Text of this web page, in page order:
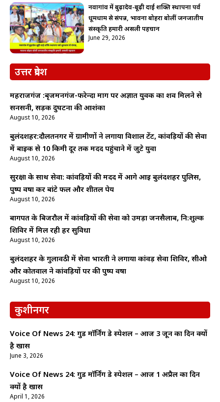
नवागांव में बुढ़ादेव-बूढ़ी दाई शक्ति स्थापना पर्व
धूमधाम से संपन्न, भावना बोहरा बोलीं जनजातीय
संस्कृति हमारी असली पहचान
June 29, 2026
उत्तर प्रदेश
महराजगंज :बृजमनगंज-फरेन्दा मार्ग पर अज्ञात युवक का शव मिलने से
सनसनी, सड़क दुर्घटना की आशंका
August 10, 2026
बुलंदशहर:दौलतनगर में ग्रामीणों ने लगाया विशाल टेंट, कांवड़ियों की सेवा
में बाइक से 10 किमी दूर तक मदद पहुंचाने में जुटे युवा
August 10, 2026
सुरक्षा के साथ सेवा: कांवड़ियों की मदद में आगे आई बुलंदशहर पुलिस,
पुष्प वर्षा कर बांटे फल और शीतल पेय
August 10, 2026
बागपत के बिजरौल में कांवड़ियों की सेवा को उमड़ा जनसैलाब, नि:शुल्क
शिविर में मिल रही हर सुविधा
August 10, 2026
बुलंदशहर के गुलावठी में सेवा भारती ने लगाया कांवड़ सेवा शिविर, सीओ
और कोतवाल ने कांवड़ियों पर की पुष्प वर्षा
August 10, 2026
कुशीनगर
Voice Of News 24: गुड माॅर्निंग डे स्पेशल – आज 3 जून का दिन क्यों
है खास
June 3, 2026
Voice Of News 24: गुड माॅर्निंग डे स्पेशल – आज 1 अप्रैल का दिन
क्यों है खास
April 1, 2026